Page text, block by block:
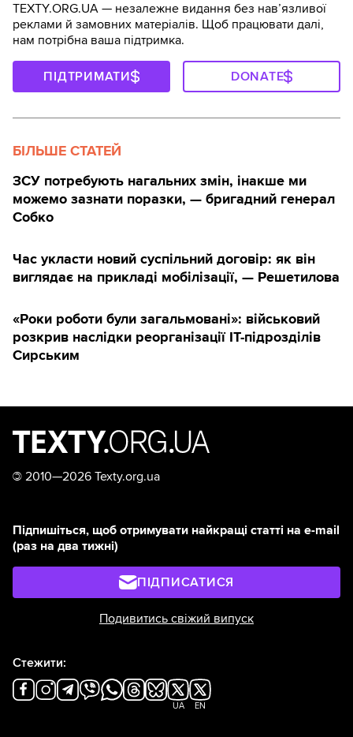
TEXTY.ORG.UA — незалежне видання без навʼязливої
реклами й замовних матеріалів. Щоб працювати далі,
нам потрібна ваша підтримка.
ПІДТРИМАТИ DONATE
БІЛЬШЕ СТАТЕЙ
ЗСУ потребують нагальних змін, інакше ми
можемо зазнати поразки, — бригадний генерал
Собко
Час укласти новий суспільний договір: як він
виглядає на прикладі мобілізації, — Решетилова
«Роки роботи були загальмовані»: військовий
розкрив наслідки реорганізації IT-підрозділів
Сирським
© 2010—2026 Texty.org.ua
Підпишіться, щоб отримувати найкращі статті на e-mail
(раз на два тижні)
ПІДПИСАТИСЯ
Подивитись свіжий випуск
Стежити:
UA EN